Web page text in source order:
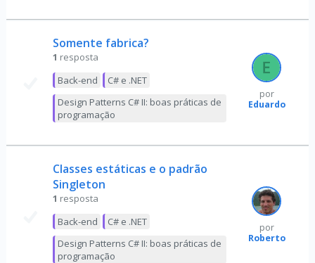
Somente fabrica?
1 resposta
Back-end
C# e .NET
Design Patterns C# II: boas práticas de
programação
por
Eduardo
Classes estáticas e o padrão
Singleton
1 resposta
Back-end
C# e .NET
Design Patterns C# II: boas práticas de
programação
por
Roberto